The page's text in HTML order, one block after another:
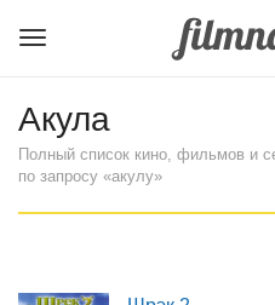
Акула
Полный список кино, фильмов и
по запросу «акулу»